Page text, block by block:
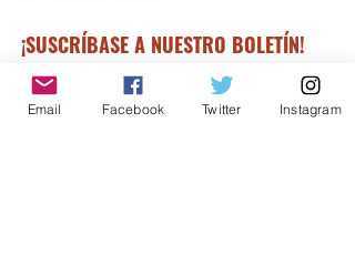
¡SUSCRÍBASE A NUESTRO BOLETÍN!
Regístrese para recibir
noticias, actualizaciones e
Email Facebook Twitter Instagram